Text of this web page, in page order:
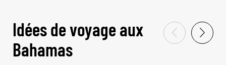
Idées de voyage aux
Bahamas